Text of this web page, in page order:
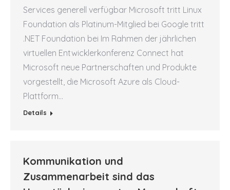
Services generell verfügbar Microsoft tritt Linux
Foundation als Platinum-Mitglied bei Google tritt
.NET Foundation bei Im Rahmen der jährlichen
virtuellen Entwicklerkonferenz Connect hat
Microsoft neue Partnerschaften und Produkte
vorgestellt, die Microsoft Azure als Cloud-
Plattform…
Details
Kommunikation und
Zusammenarbeit sind das